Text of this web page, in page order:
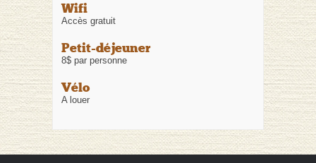
Wifi
Accès gratuit
Petit-déjeuner
8$ par personne
Vélo
A louer